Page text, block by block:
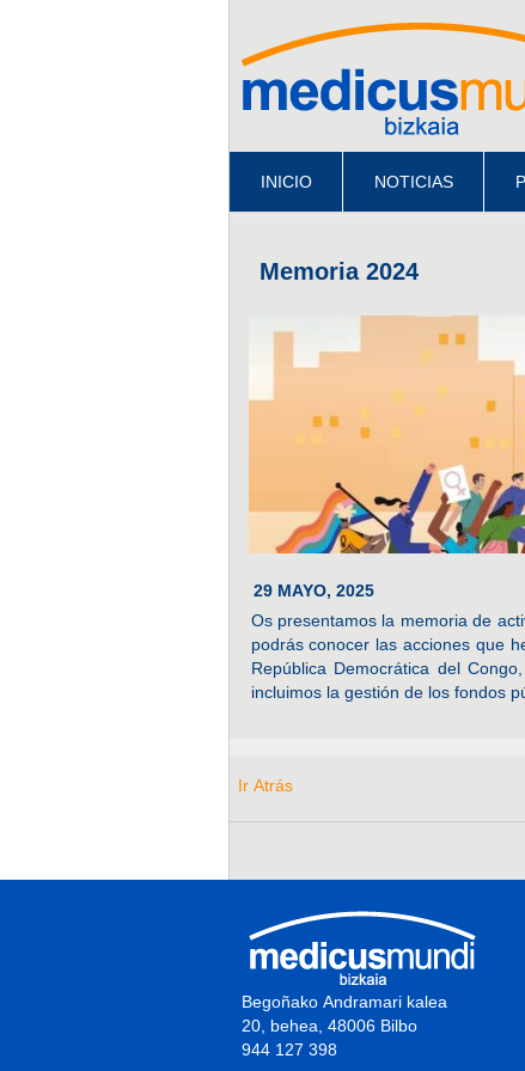
INICIO NOTICIAS
Memoria 2024
29 MAYO, 2025
Os presentamos la memoria de
podrás conocer las acciones que
República Democrática del
incluimos la gestión de los fondos
Ir Atrás
Begoñako Andramari kalea
20, behea, 48006 Bilbo
944 127 398